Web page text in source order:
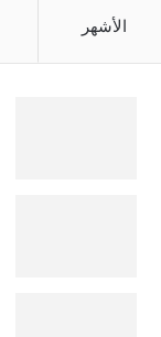
الأشهر